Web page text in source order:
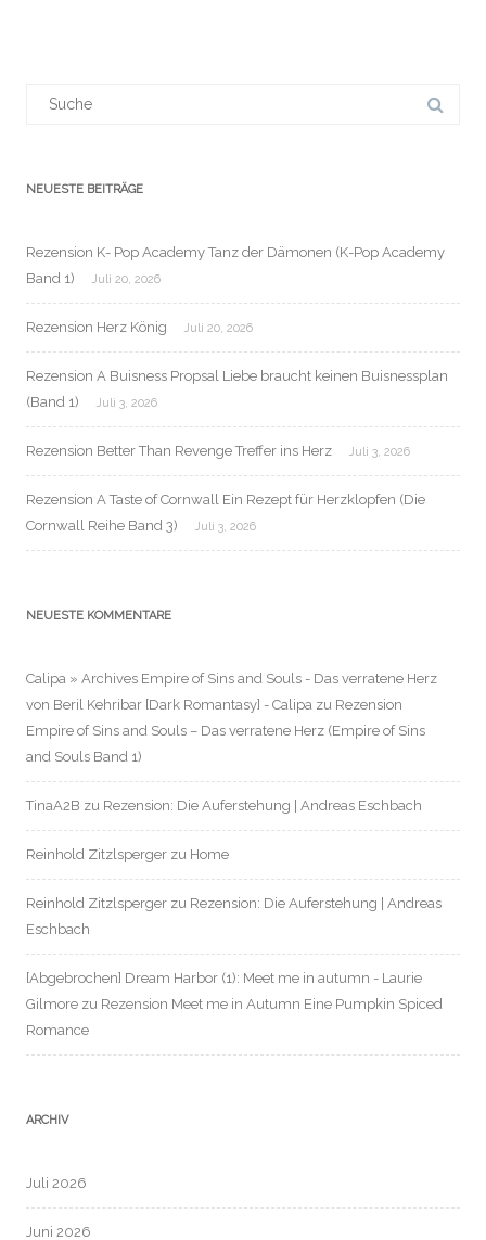
NEUESTE BEITRÄGE
Rezension K- Pop Academy Tanz der Dämonen (K-Pop Academy
Band 1)
Juli 20, 2026
Rezension Herz König Juli 20, 2026
Rezension A Buisness Propsal Liebe braucht keinen Buisnessplan
(Band 1)
Juli 3, 2026
Rezension Better Than Revenge Treffer ins Herz Juli 3, 2026
Rezension A Taste of Cornwall Ein Rezept für Herzklopfen (Die
Cornwall Reihe Band 3)
Juli 3, 2026
NEUESTE KOMMENTARE
Calipa » Archives Empire of Sins and Souls - Das verratene Herz
von Beril Kehribar [Dark Romantasy] - Calipa zu Rezension
Empire of Sins and Souls – Das verratene Herz (Empire of Sins
and Souls Band 1)
TinaA2B zu Rezension: Die Auferstehung | Andreas Eschbach
Reinhold Zitzlsperger zu Home
Reinhold Zitzlsperger zu Rezension: Die Auferstehung | Andreas
Eschbach
[Abgebrochen] Dream Harbor (1): Meet me in autumn - Laurie
Gilmore zu Rezension Meet me in Autumn Eine Pumpkin Spiced
Romance
ARCHIV
Juli 2026
Juni 2026